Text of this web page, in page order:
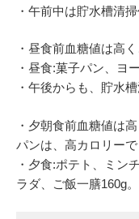
・午前中は貯水槽清
・昼食前血糖値は高
・昼食:菓子パン、ヨ
・午後からも、貯水
・夕朝食前血糖値は
パンは、高カロリーで
・夕食:ポテト、ミン
ラダ、ご飯一膳160g。